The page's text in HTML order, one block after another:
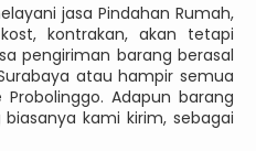
jasa Pindahan Rumah,
kontrakan, akan tetapi
pengiriman barang berasal
atau hampir semua
Adapun barang
kami kirim, sebagai